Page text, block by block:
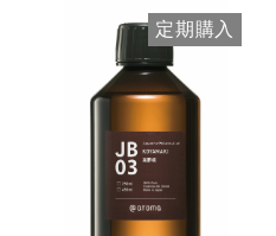
定期購入